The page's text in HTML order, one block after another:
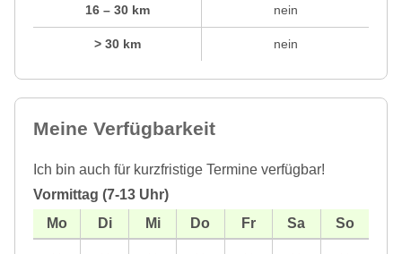
16 – 30 km
> 30 km
nein
nein
Meine Verfügbarkeit
Ich bin auch für kurzfristige Termine verfügbar!
Vormittag (7-13 Uhr)